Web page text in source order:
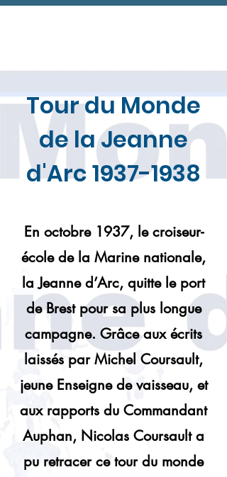
Tour du Monde
de la Jeanne
d'Arc1937-1938
En octobre 1937, le croiseur-
école de la Marine nationale,
la Jeanne d’Arc, quitte le port
de Brest pour sa plus longue
campagne. Grâce aux écrits
laissés par Michel Coursault,
jeune Enseigne de vaisseau, et
aux rapports du Commandant
Auphan, Nicolas Coursault a
pu retracer ce tour du monde